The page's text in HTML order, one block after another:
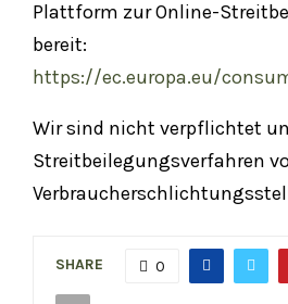
Plattform zur Online-
bereit:
https://ec.europa.eu/
Wir sind nicht verpflichtet
Streitbeilegungsverfahren
SHARE 0